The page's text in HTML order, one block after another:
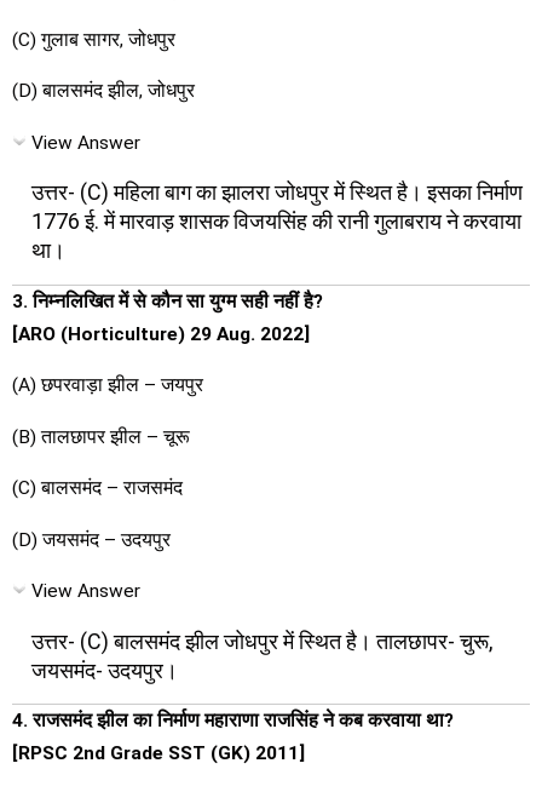
(C) गुलाब सागर, जोधपुर
(D) बालसमंद झील, जोधपुर
View Answer
उत्तर- (C) महिला बाग का झालरा जोधपुर में स्थित है। इसका निर्माण
1776 ई. में मारवाड़ शासक विजयसिंह की रानी गुलाबराय ने करवाया
था।
3. निम्नलिखित में से कौन सा युग्म सही नहीं है?
[ARO (Horticulture) 29 Aug. 2022]
(A) छपरवाड़ा झील – जयपुर
(B) तालछापर झील – चूरू
(C) बालसमंद – राजसमंद
(D) जयसमंद – उदयपुर
View Answer
उत्तर- (C) बालसमंद झील जोधपुर में स्थित है। तालछापर- चुरू,
जयसमंद- उदयपुर।
4. राजसमंद झील का निर्माण महाराणा राजसिंह ने कब करवाया था?
[RPSC 2nd Grade SST (GK) 2011]